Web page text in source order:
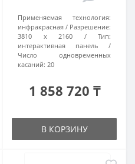
Применяемая технология:
инфракрасная
Разрешение:
3810 х 2160
Тип:
интерактивная панель
Число одновременных
касаний: 20
1 858 720 ₸
В КОРЗИНУ